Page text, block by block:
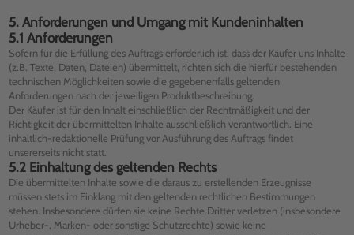
5. Anforderungen und Umgang mit Kundeninhalten
5.1 Anforderungen
Sofern für die Erfüllung des Auftrags erforderlich ist, dass der Käufer uns Inhalte
(z.B. Texte, Daten, Dateien) übermittelt, richten sich die hierfür bestehenden
technischen Möglichkeiten sowie die gegebenenfalls geltenden
Anforderungen nach der jeweiligen Produktbeschreibung.
Der Käufer ist für den Inhalt einschließlich der Rechtmäßigkeit und der
Richtigkeit der übermittelten Inhalte ausschließlich verantwortlich. Eine
inhaltlich-redaktionelle Prüfung vor Ausführung des Auftrags findet
unsererseits nicht statt.
5.2 Einhaltung des geltenden Rechts
Die übermittelten Inhalte sowie die daraus zu erstellenden Erzeugnisse
müssen stets im Einklang mit den geltenden rechtlichen Bestimmungen
stehen. Insbesondere dürfen sie keine Rechte Dritter verletzen (insbesondere
Urheber-, Marken- oder sonstige Schutzrechte) sowie keine